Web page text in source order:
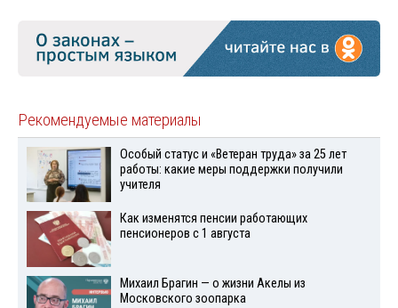
Рекомендуемые материалы
Особый статус и «Ветеран труда» за 25 лет
работы: какие меры поддержки получили
учителя
Как изменятся пенсии работающих
пенсионеров с 1 августа
Михаил Брагин — о жизни Акелы из
Московского зоопарка